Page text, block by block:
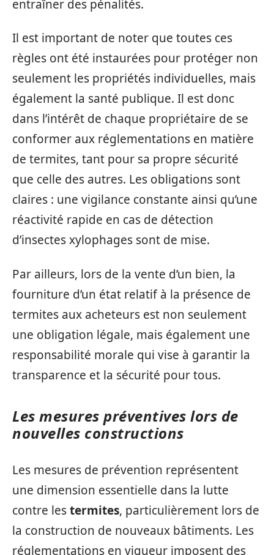
entraîner des pénalités.
Il est important de noter que toutes ces
règles ont été instaurées pour protéger non
seulement les propriétés individuelles, mais
également la santé publique. Il est donc
dans l’intérêt de chaque propriétaire de se
conformer aux réglementations en matière
de termites, tant pour sa propre sécurité
que celle des autres. Les obligations sont
claires : une vigilance constante ainsi qu’une
réactivité rapide en cas de détection
d’insectes xylophages sont de mise.
Par ailleurs, lors de la vente d’un bien, la
fourniture d’un état relatif à la présence de
termites aux acheteurs est non seulement
une obligation légale, mais également une
responsabilité morale qui vise à garantir la
transparence et la sécurité pour tous.
Les mesures préventives lors de
nouvelles constructions
Les mesures de prévention représentent
une dimension essentielle dans la lutte
contre lestermites, particulièrement lors de
la construction de nouveaux bâtiments. Les
réglementations en vigueur imposent des